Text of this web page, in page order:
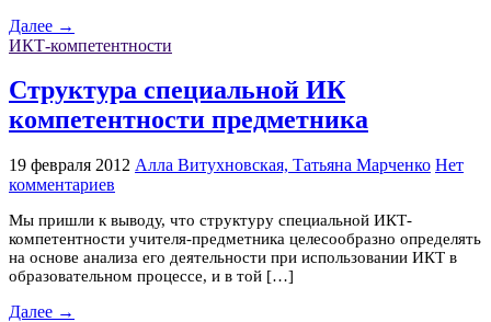
Далее →
ИКТ-компетентности
Структура специальной ИК
компетентности предметника
19 февраля 2012 Алла Витухновская, Татьяна Марченко Нет
комментариев
Мы пришли к выводу, что структуру специальной ИКТ-
компетентности учителя-предметника целесообразно определять
на основе анализа его деятельности при использовании ИКТ в
образовательном процессе, и в той […]
Далее →